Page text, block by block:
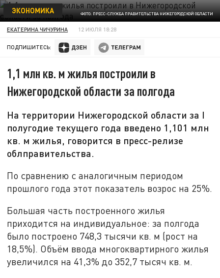
ФОТО: ПРЕСС-СЛУЖБА ПРАВИТЕЛЬСТВА НИЖЕГОРОДСКОЙ ОБЛАСТИ
ЭКОНОМИКА
ЕКАТЕРИНА ЧИЧУРИНА 12 ИЮЛЯ 18:28
ПОДПИШИТЕСЬ:
1,1 млн кв. м жилья построили в
Нижегородской области за полгода
На территории Нижегородской области за I
полугодие текущего года введено 1,101 млн
кв. м жилья, говорится в пресс-релизе
облправительства.
По сравнению с аналогичным периодом
прошлого года этот показатель возрос на 25%.
Большая часть построенного жилья
приходится на индивидуальное: за полгода
было построено 748,3 тысячи кв. м (рост на
18,5%). Объём ввода многоквартирного жилья
увеличился на 41,3% до 352,7 тысяч кв. м.